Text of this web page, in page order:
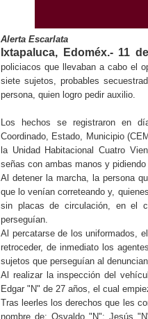
Alerta Escarlata
Ixtapaluca, Edoméx.- 11
policiacos que llevaban a cabo el
siete sujetos, probables
persona, quien logro pedir auxilio.
Los hechos se registraron en
Coordinado, Estado, Municipio
la Unidad Habitacional Cuatro
señas con ambas manos y pidiendo
Al detener la marcha, la persona
que lo venían correteando y,
sin placas de circulación, en el
perseguían.
Al percatarse de los uniformados,
retroceder, de inmediato los
sujetos que perseguían al
Al realizar la inspección del
Edgar "N" de 27 años, el cual
Tras leerles los derechos que les
nombre de: Osvaldo "N"; Jesús